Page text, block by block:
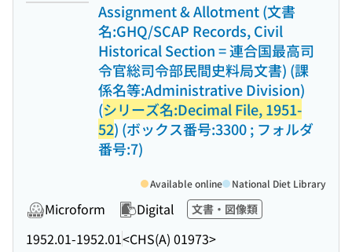
Assignment & Allotment (文書
名:GHQ/SCAP Records, Civil
Historical Section = 連合国最高司
令官総司令部民間史料局文書) (課
係名等:Administrative Division)
(シリーズ名:Decimal File, 1951-
52) (ボックス番号:3300 ; フォルダ
番号:7)
Microform Digital 文書・図像類
1952.01-1952.01<CHS(A) 01973>
Available online National Diet Library